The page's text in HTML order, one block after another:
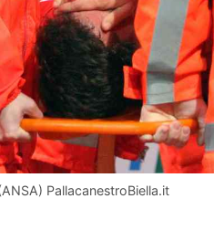
PallacanestroBiella.it